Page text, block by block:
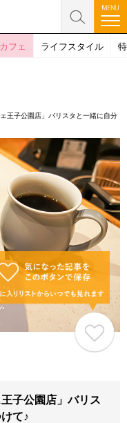
カフェ ライフスタイル
王子公園店」バリスタと一緒に自分
子公園店」バリス
て♪